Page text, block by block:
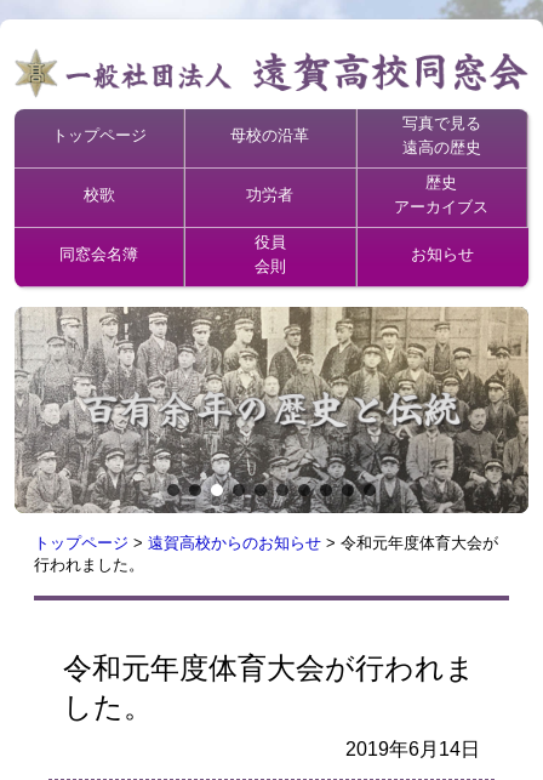
トップページ 母校の沿革
写真で見る
遠高の歴史
校歌 功労者
歴史
アーカイブス
同窓会名簿
役員
会則
お知らせ
トップページ > 遠賀高校からのお知らせ > 令和元年度体育大会が
行われました。
令和元年度体育大会が行われま
した。
2019年6月14日